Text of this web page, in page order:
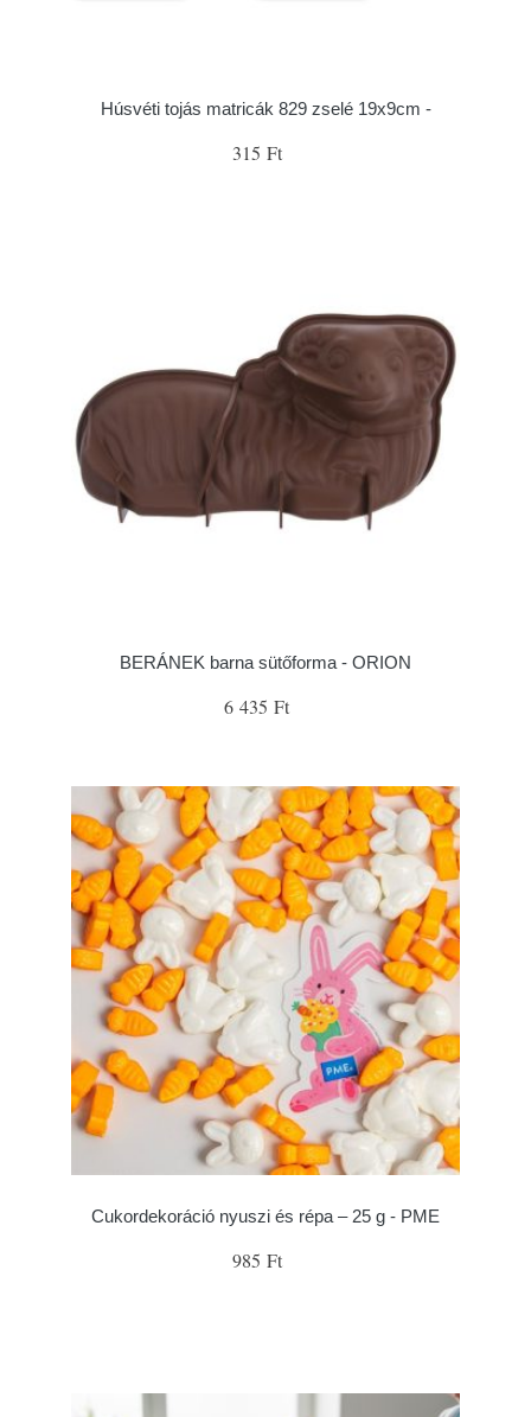
Húsvéti tojás matricák 829 zselé 19x9cm -
315 Ft
BERÁNEK barna sütőforma - ORION
6 435 Ft
Cukordekoráció nyuszi és répa – 25 g - PME
985 Ft